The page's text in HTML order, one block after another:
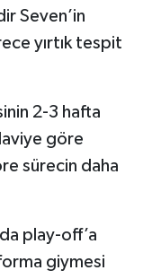
Seven’in
yırtık tespit
2-3 hafta
göre
sürecin daha
play-off’a
giymesi